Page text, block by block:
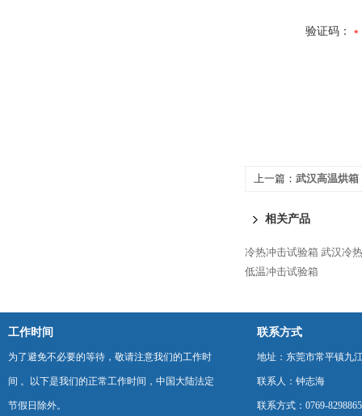
验证码：
上一篇： 武汉高温烘箱
相关产品
冷热冲击试验箱 武汉冷
低温冲击试验箱
工作时间
为了避免不必要的等待，敬请注意我们的工作时
间 。以下是我们的正常工作时间，中国大陆法定
节假日除外。
联系方式
地址：东莞市常平镇九
联系人：钟志海
联系方式：0769-